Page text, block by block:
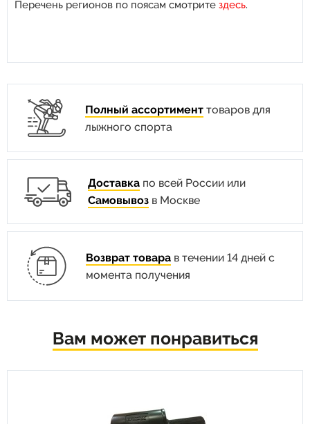
Перечень регионов по поясам смотрите здесь.
Полный ассортимент товаров для
лыжного спорта
Доставка по всей России или
Самовывоз в Москве
Возврат товарав течении 14 дней с
момента получения
Вам может понравиться